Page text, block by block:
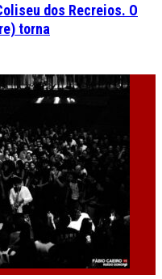
dos Recreios. O
torna